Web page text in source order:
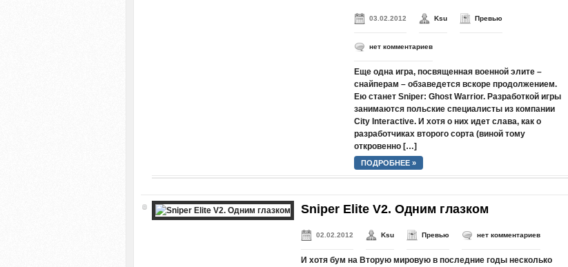
03.02.2012 Ksu Превью
нет комментариев
Еще одна игра, посвященная военной элите –
снайперам – обзаведется вскоре продолжением.
Ею станет Sniper: Ghost Warrior. Разработкой игры
занимаются польские специалисты из компании
City Interactive. И хотя о них идет слава, как о
разработчиках второго сорта (виной тому
откровенно […]
ПОДРОБНЕЕ »
Sniper Elite V2. Одним глазком
02.02.2012 Ksu Превью нет комментариев
И хотя бум на Вторую мировую в последние годы несколько